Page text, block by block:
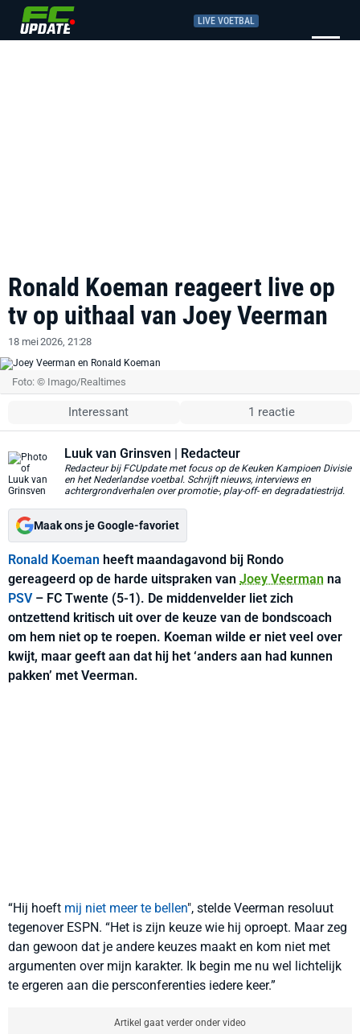
LIVE VOETBAL
Ronald Koeman reageert live op
tv op uithaal van Joey Veerman
18 mei 2026, 21:28
Foto: © Imago/Realtimes
Interessant 1 reactie
Luuk van Grinsven | Redacteur
Redacteur bij FCUpdate met focus op de Keuken Kampioen Divisie
en het Nederlandse voetbal. Schrijft nieuws, interviews en
achtergrondverhalen over promotie-, play-off- en degradatiestrijd.
Maak ons je Google-favoriet
Ronald Koeman heeft maandagavond bij Rondo
gereageerd op de harde uitspraken van Joey Veerman na
PSV– FC Twente (5-1). De middenvelder liet zich
ontzettend kritisch uit over de keuze van de bondscoach
om hem niet op te roepen. Koeman wilde er niet veel over
kwijt, maar geeft aan dat hij het ‘anders aan had kunnen
pakken’ met Veerman.
“Hij hoeft mij niet meer te bellen", stelde Veerman resoluut
tegenover ESPN. “Het is zijn keuze wie hij oproept. Maar zeg
dan gewoon dat je andere keuzes maakt en kom niet met
argumenten over mijn karakter. Ik begin me nu wel lichtelijk
te ergeren aan die persconferenties iedere keer.”
Artikel gaat verder onder video